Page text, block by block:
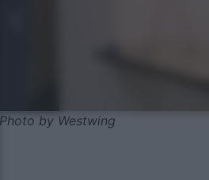
Photo by Westwing